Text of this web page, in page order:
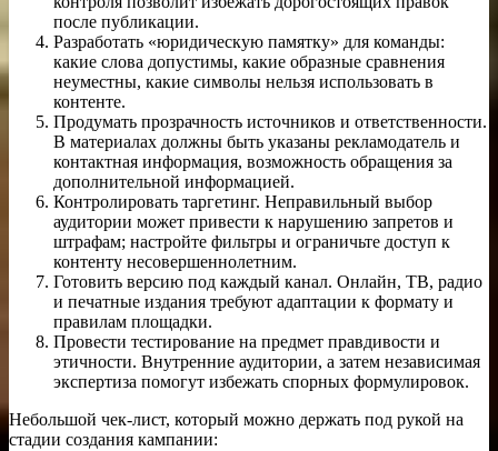
после публикации.
Разработать «юридическую памятку» для команды:
какие слова допустимы, какие образные сравнения
неуместны, какие символы нельзя использовать в
контенте.
Продумать прозрачность источников и ответственности.
В материалах должны быть указаны рекламодатель и
контактная информация, возможность обращения за
дополнительной информацией.
Контролировать таргетинг. Неправильный выбор
аудитории может привести к нарушению запретов и
штрафам; настройте фильтры и ограничьте доступ к
контенту несовершеннолетним.
Готовить версию под каждый канал. Онлайн, ТВ, радио
и печатные издания требуют адаптации к формату и
правилам площадки.
Провести тестирование на предмет правдивости и
этичности. Внутренние аудитории, а затем независимая
экспертиза помогут избежать спорных формулировок.
Небольшой чек-лист, который можно держать под рукой на
стадии создания кампании: